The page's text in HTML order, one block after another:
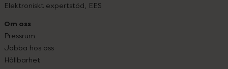
Elektroniskt expertstöd, EES
Om oss
Pressrum
Jobba hos oss
Hållbarhet